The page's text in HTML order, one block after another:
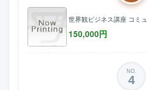
世界観ビジネス講座 コミ
150,000円
NO.
4